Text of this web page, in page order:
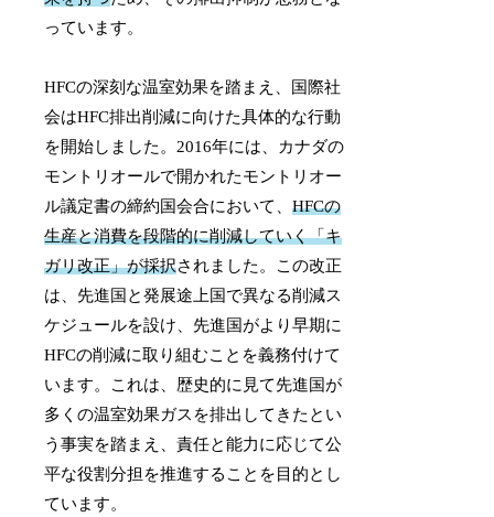
っています。
HFCの深刻な温室効果を踏まえ、国際社
会はHFC排出削減に向けた具体的な行動
を開始しました。2016年には、カナダの
モントリオールで開かれたモントリオー
ル議定書の締約国会合において、HFCの
生産と消費を段階的に削減していく「キ
ガリ改正」が採択されました。この改正
は、先進国と発展途上国で異なる削減ス
ケジュールを設け、先進国がより早期に
HFCの削減に取り組むことを義務付けて
います。これは、歴史的に見て先進国が
多くの温室効果ガスを排出してきたとい
う事実を踏まえ、責任と能力に応じて公
平な役割分担を推進することを目的とし
ています。